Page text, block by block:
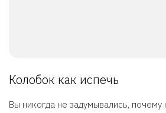
Колобок как испечь
Вы никогда не задумывались,